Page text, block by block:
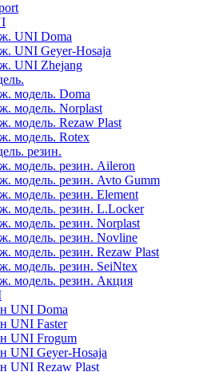
UNI Doma
UNI Geyer-Hosaja
UNI Zhejang
модель. Doma
модель. Norplast
модель. Rezaw Plast
модель. Rotex
резин.
модель. резин. Aileron
модель. резин. Avto Gumm
модель. резин. Element
модель. резин. L.Locker
модель. резин. Norplast
модель. резин. Novline
модель. резин. Rezaw Plast
модель. резин. SeiNtex
модель. резин. Акция
UNI Doma
UNI Faster
UNI Frogum
UNI Geyer-Hosaja
UNI Rezaw Plast